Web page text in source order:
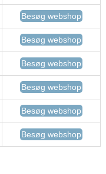
Besøg webshop
Besøg webshop
Besøg webshop
Besøg webshop
Besøg webshop
Besøg webshop